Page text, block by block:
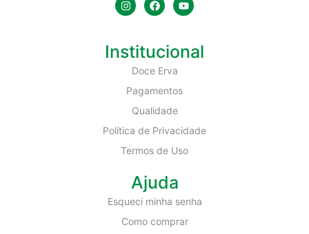
Institucional
Doce Erva
Pagamentos
Qualidade
Política de Privacidade
Termos de Uso
Ajuda
Esqueci minha senha
Como comprar